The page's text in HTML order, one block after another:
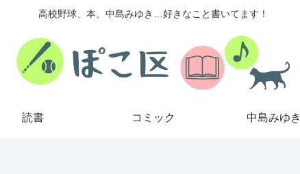
高校野球、本、中島みゆき…好きなこと書いてます！
読書 コミック 中島みゆき